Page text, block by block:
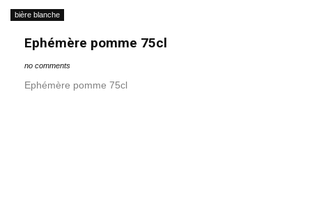
bière blanche
Ephémère pomme 75cl
no comments
Ephémère pomme 75cl